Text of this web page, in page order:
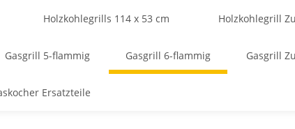
Holzkohlegrills 114 x 53 cm Holzkohlegrill
Gasgrill 5-flammig Gasgrill 6-flammig Gasgrill
Ersatzteile